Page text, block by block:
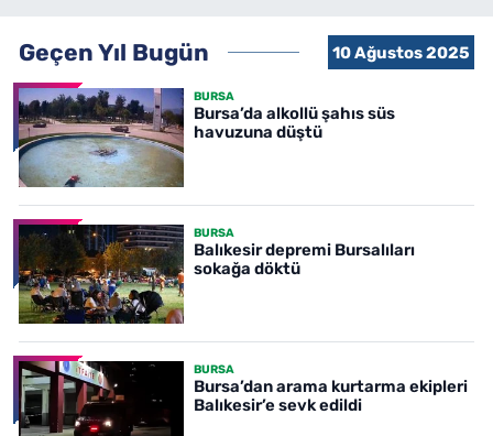
Geçen Yıl Bugün 10 Ağustos 2025
BURSA
Bursa’da alkollü şahıs süs
havuzuna düştü
BURSA
Balıkesir depremi Bursalıları
sokağa döktü
BURSA
Bursa’dan arama kurtarma ekipleri
Balıkesir’e sevk edildi